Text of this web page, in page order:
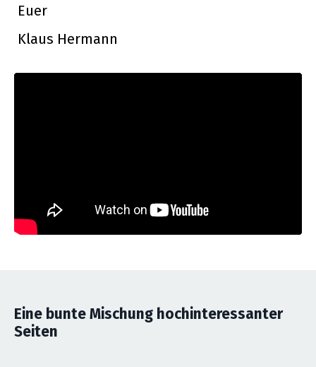
Euer
Klaus Hermann
Eine bunte Mischung hochinteressanter
Seiten